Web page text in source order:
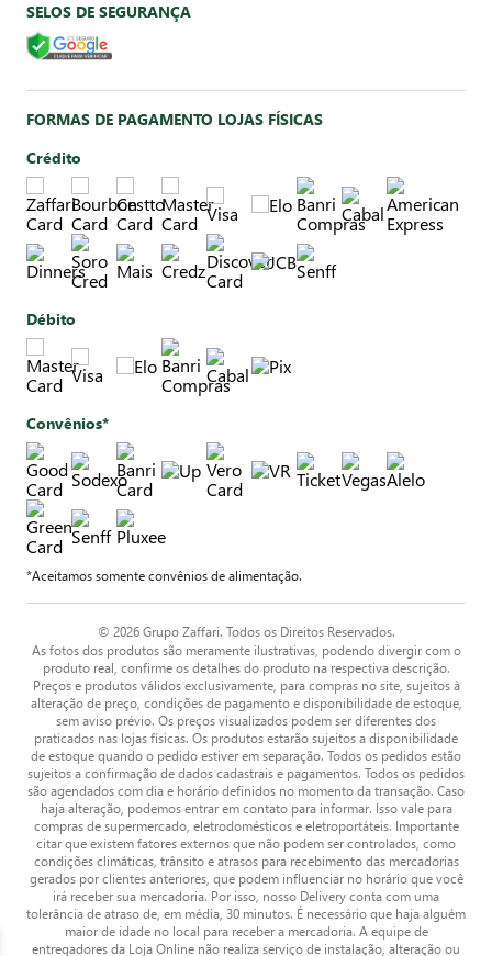
SELOS DE SEGURANÇA
FORMAS DE PAGAMENTO LOJAS FÍSICAS
Crédito
Débito
Convênios*
*Aceitamos somente convênios de alimentação.
© 2026 Grupo Zaffari. Todos os Direitos Reservados.
As fotos dos produtos são meramente ilustrativas, podendo divergir com o
produto real, confirme os detalhes do produto na respectiva descrição.
Preços e produtos válidos exclusivamente, para compras no site, sujeitos à
alteração de preço, condições de pagamento e disponibilidade de estoque,
sem aviso prévio. Os preços visualizados podem ser diferentes dos
praticados nas lojas físicas. Os produtos estarão sujeitos a disponibilidade
de estoque quando o pedido estiver em separação. Todos os pedidos estão
sujeitos a confirmação de dados cadastrais e pagamentos. Todos os pedidos
são agendados com dia e horário definidos no momento da transação. Caso
haja alteração, podemos entrar em contato para informar. Isso vale para
compras de supermercado, eletrodomésticos e eletroportáteis. Importante
citar que existem fatores externos que não podem ser controlados, como
condições climáticas, trânsito e atrasos para recebimento das mercadorias
gerados por clientes anteriores, que podem influenciar no horário que você
irá receber sua mercadoria. Por isso, nosso Delivery conta com uma
tolerância de atraso de, em média, 30 minutos. É necessário que haja alguém
maior de idade no local para receber a mercadoria. A equipe de
entregadores da Loja Online não realiza serviço de instalação, alteração ou